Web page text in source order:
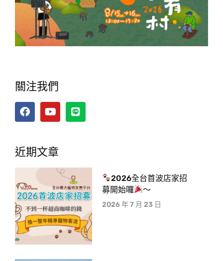
關注我們
近期文章
2026全台首波店家招
募開始囉
～
2026 年 7 月 23 日